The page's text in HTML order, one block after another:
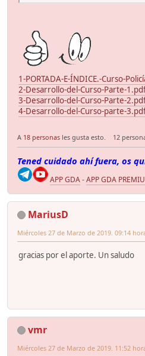
1-PORTADA-E-ÍNDICE.-Curso-
2-Desarrollo-del-Curso-Parte-
3-Desarrollo-del-Curso-Parte-
4-Desarrollo-del-Curso-parte-
A 18 personas les gusta esto. 12
Tened cuidado ahí fuera, os
APP GDA-APP GDA
MariusD
Miércoles 27 de Marzo de 2019. 09:14
gracias por el aporte. Un saludo
vmr
Miércoles 27 de Marzo de 2019. 11:52